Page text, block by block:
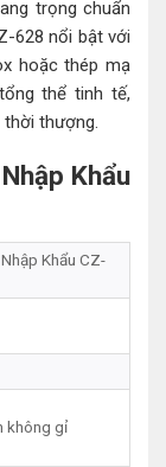
trọng chuẩn
628 nổi bật với
hoặc thép mạ
thể tinh tế,
thượng.
Khẩu
Khẩu CZ-
không gỉ